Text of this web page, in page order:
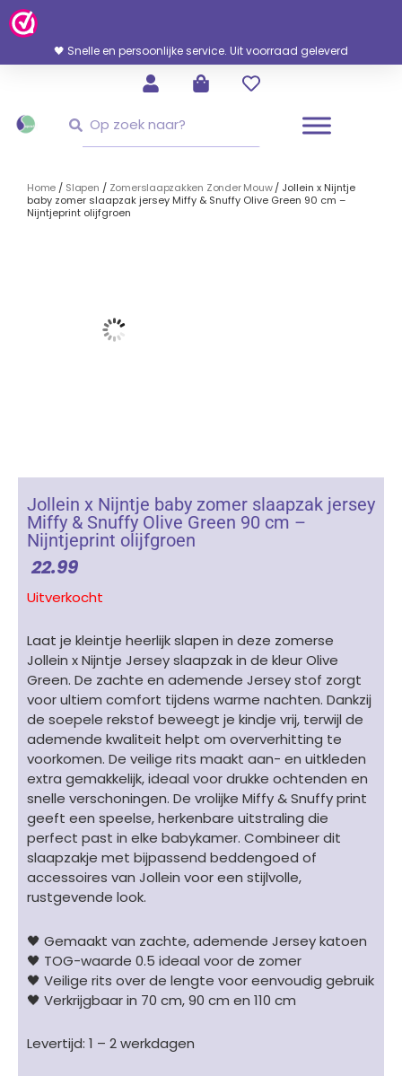
Ga
Naar
Inhoud
🖤 Snelle en persoonlijke service. Uit voorraad geleverd
Home / Slapen / Zomerslaapzakken Zonder Mouw/ Jollein x Nijntje
baby zomer slaapzak jersey Miffy & Snuffy Olive Green 90 cm –
Nijntjeprint olijfgroen
Jollein x Nijntje baby zomer slaapzak jersey
Miffy & Snuffy Olive Green 90 cm –
Nijntjeprint olijfgroen
22.99
Uitverkocht
Laat je kleintje heerlijk slapen in deze zomerse
Jollein x Nijntje Jersey slaapzak in de kleur Olive
Green. De zachte en ademende Jersey stof zorgt
voor ultiem comfort tijdens warme nachten. Dankzij
de soepele rekstof beweegt je kindje vrij, terwijl de
ademende kwaliteit helpt om oververhitting te
voorkomen. De veilige rits maakt aan- en uitkleden
extra gemakkelijk, ideaal voor drukke ochtenden en
snelle verschoningen. De vrolijke Miffy & Snuffy print
geeft een speelse, herkenbare uitstraling die
perfect past in elke babykamer. Combineer dit
slaapzakje met bijpassend beddengoed of
accessoires van Jollein voor een stijlvolle,
rustgevende look.
🖤 Gemaakt van zachte, ademende Jersey katoen
🖤 TOG-waarde 0.5 ideaal voor de zomer
🖤 Veilige rits over de lengte voor eenvoudig gebruik
🖤 Verkrijgbaar in 70 cm, 90 cm en 110 cm
Levertijd: 1 – 2 werkdagen